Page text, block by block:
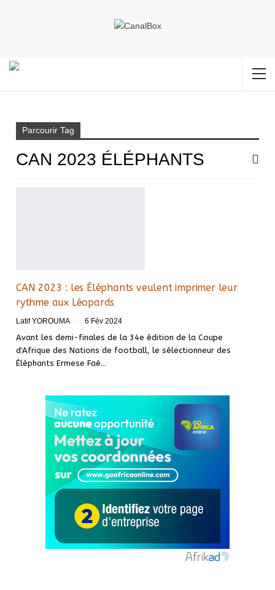
Parcourir Tag
CAN 2023 ÉLÉPHANTS
CAN 2023 : les Éléphants veulent imprimer leur
rythme aux Léopards
Latif YOROUMA 6 Fév 2024
Avant les demi-finales de la 34e édition de la Coupe
d'Afrique des Nations de football, le sélectionneur des
Éléphants Ermese Faé…